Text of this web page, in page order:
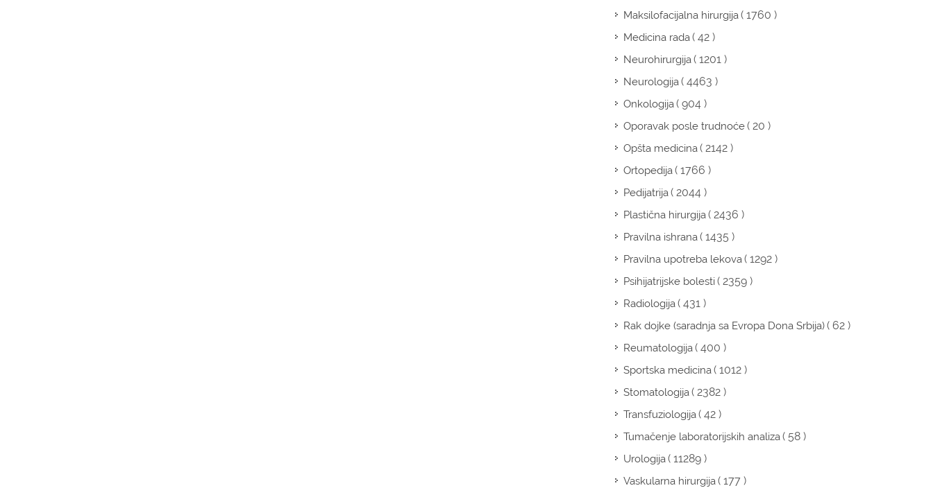
Maksilofacijalna hirurgija( 1760 )
Medicina rada( 42 )
Neurohirurgija( 1201 )
Neurologija( 4463 )
Onkologija( 904 )
Oporavak posle trudnoće( 20 )
Opšta medicina( 2142 )
Ortopedija( 1766 )
Pedijatrija( 2044 )
Plastična hirurgija( 2436 )
Pravilna ishrana( 1435 )
Pravilna upotreba lekova( 1292 )
Psihijatrijske bolesti( 2359 )
Radiologija( 431 )
Rak dojke (saradnja sa Evropa Dona Srbija)( 62 )
Reumatologija( 400 )
Sportska medicina( 1012 )
Stomatologija( 2382 )
Transfuziologija( 42 )
Tumačenje laboratorijskih analiza( 58 )
Urologija( 11289 )
Vaskularna hirurgija( 177 )